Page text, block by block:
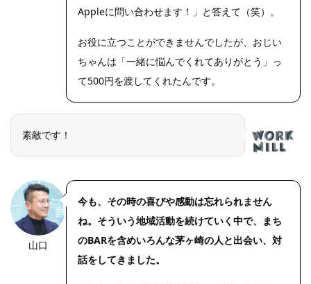
Appleに問い合わせます！」と答えて（笑）。
お役に立つことができませんでしたが、おじい
ちゃんは「一緒に悩んでくれてありがとう」っ
て500円を渡してくれたんです。
素敵です！
山口
今も、その時の喜びや感動は忘れられません
ね。そういう地域活動を続けていく中で、まち
のBARを含めいろんな茅ヶ崎の人と出会い、対
話をしてきました。